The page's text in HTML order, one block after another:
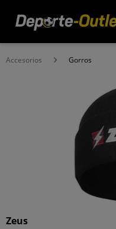
Accesorios Gorros
Zeus